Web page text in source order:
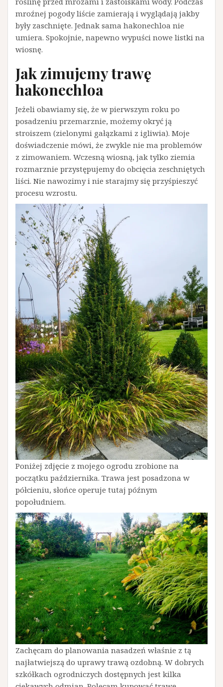
mroźnej pogody liście zamierają i wyglądają jakby
były zaschnięte. Jednak sama hakonechloa nie
umiera. Spokojnie, napewno wypuści nowe listki na
wiosnę.
Jak zimujemy trawę
hakonechloa
Jeżeli obawiamy się, że w pierwszym roku po
posadzeniu przemarznie, możemy okryć ją
stroiszem (zielonymi gałązkami z igliwia). Moje
doświadczenie mówi, że zwykle nie ma problemów
z zimowaniem. Wczesną wiosną, jak tylko ziemia
rozmarznie przystępujemy do obcięcia zeschniętych
liści. Nie nawozimy i nie starajmy się przyśpieszyć
procesu wzrostu.
Poniżej zdjęcie z mojego ogrodu zrobione na
początku października. Trawa jest posadzona w
półcieniu, słońce operuje tutaj późnym
popołudniem.
Zachęcam do planowania nasadzeń właśnie z tą
najłatwiejszą do uprawy trawą ozdobną. W dobrych
szkółkach ogrodniczych dostępnych jest kilka